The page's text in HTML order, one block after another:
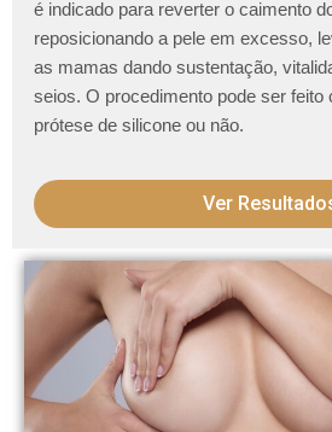
é indicado para reverter o caimento
reposicionando a pele em excesso,
as mamas dando sustentação,
seios. O procedimento pode ser feito
prótese de silicone ou não.
Ver